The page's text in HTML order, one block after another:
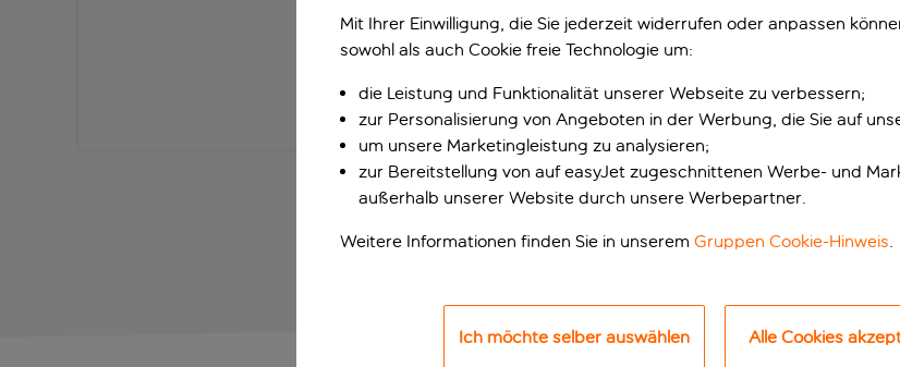
Mit Ihrer Einwilligung, die Sie jederzeit widerrufen oder anpassen
sowohl als auch Cookie freie Technologie um:
die Leistung und Funktionalität unserer Webseite zu verbessern;
zur Personalisierung von Angeboten in der Werbung, die Sie auf
um unsere Marketingleistung zu analysieren;
zur Bereitstellung von auf easyJet zugeschnittenen Werbe- und
außerhalb unserer Website durch unsere Werbepartner.
Weitere Informationen finden Sie in unserem Gruppen Cookie-Hinweis.
Ich möchte selber auswählen Alle Cookies